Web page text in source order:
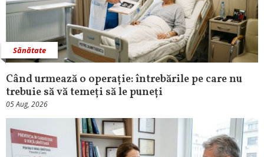
Sănătate
Când urmează o operație: întrebările pe care nu
trebuie să vă temeți să le puneți
05 Aug, 2026